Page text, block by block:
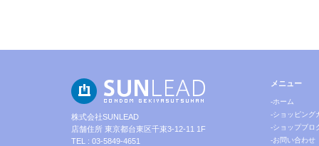
株式会社SUNLEAD
店舗住所 東京都台東区千束3-12-11 1F
TEL : 03-5849-4651
メニュー
-ホーム
-ショッピング
-ショップブロ
-お問い合わせ